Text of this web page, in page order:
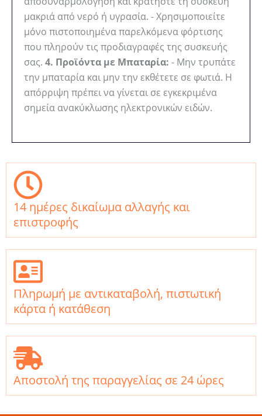
μακριά από νερό ή υγρασία. - Χρησιμοποιείτε
μόνο πιστοποιημένα παρελκόμενα φόρτισης
που πληρούν τις προδιαγραφές της συσκευής
σας. 4. Προϊόντα με Μπαταρία: - Μην τρυπάτε
την μπαταρία και μην την εκθέτετε σε φωτιά. Η
απόρριψη πρέπει να γίνεται σε εγκεκριμένα
σημεία ανακύκλωσης ηλεκτρονικών ειδών.
14 ημέρες δικαίωμα αλλαγής και
επιστροφής
Πληρωμή με αντικαταβολή, πιστωτική
κάρτα ή κατάθεση
Αποστολή της παραγγελίας σε 24 ώρες